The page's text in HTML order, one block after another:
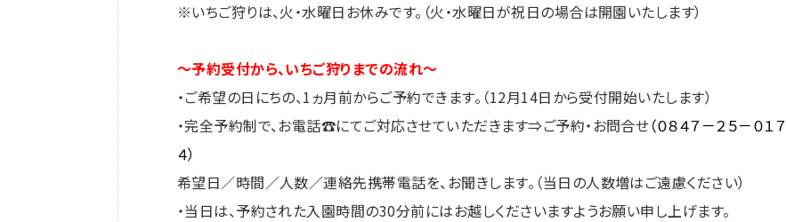
※いちご狩りは、火・水曜日お休みです。（火・水曜日が祝日の場合は開園いたします）
～予約受付から、いちご狩りまでの流れ～
・ご希望の日にちの、1ヵ月前からご予約できます。（12月14日から受付開始いたします）
・完全予約制で、お電話☎にてご対応させていただきます⇒ご予約・お問合せ（０８４７－２５－０１７
４）
希望日／時間／人数／連絡先携帯電話を、お聞きします。（当日の人数増はご遠慮ください）
・当日は、予約された入園時間の30分前にはお越しくださいますようお願い申し上げます。